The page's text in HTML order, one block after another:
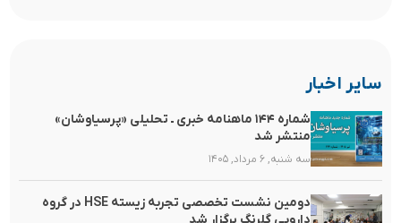
سایر اخبار
شماره ۱۴۴ ماهنامه خبری ـ تحلیلی «پرسیاوشان»
منتشر شد
سه شنبه, ۶ مرداد, ۱۴۰۵
دومین نشست تخصصی تجربه زیسته HSE در گروه
دارویی گلرنگ برگزار شد